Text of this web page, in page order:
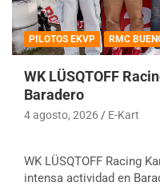
PILOTOS EKVP RMC
WK LÜSQTOFF
Baradero
4 agosto, 2026 E-Kart
WK LÜSQTOFF Racing
intensa actividad en